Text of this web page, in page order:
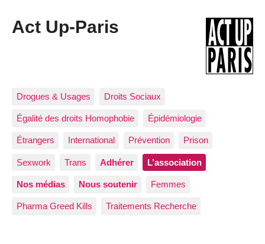
Act Up-Paris
Drogues & Usages Droits Sociaux
Égalité des droits Homophobie Épidémiologie
Étrangers International Prévention Prison
Sexwork Trans Adhérer L’association
Nos médias Nous soutenir Femmes
Pharma Greed Kills Traitements Recherche